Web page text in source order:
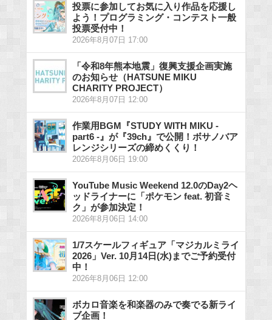
投票に参加してお気に入り作品を応援し
よう！プログラミング・コンテスト一般
投票受付中！
2026年8月07日 17:00
「令和8年熊本地震」復興支援企画実施
のお知らせ（HATSUNE MIKU
CHARITY PROJECT）
2026年8月07日 12:00
作業用BGM『STUDY WITH MIKU -
part6 -』が『39ch』で公開！ボサノバア
レンジシリーズの締めくくり！
2026年8月06日 19:00
YouTube Music Weekend 12.0のDay2ヘ
ッドライナーに「ポケモン feat. 初音ミ
ク」が参加決定！
2026年8月06日 14:00
1/7スケールフィギュア「マジカルミライ
2026」Ver. 10月14日(水)までご予約受付
中！
2026年8月06日 12:00
ボカロ音楽を和楽器のみで奏でる新ライ
ブ企画！